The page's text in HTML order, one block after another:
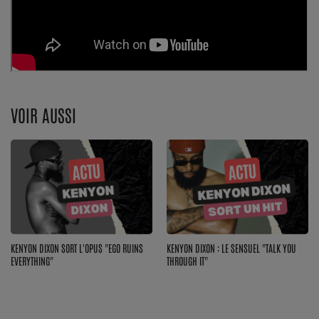
Service Commercial
Contact
VOIR AUSSI
KENYON DIXON SORT L'OPUS "EGO RUINS
EVERYTHING"
KENYON DIXON : LE SENSUEL "TALK YOU
THROUGH IT"